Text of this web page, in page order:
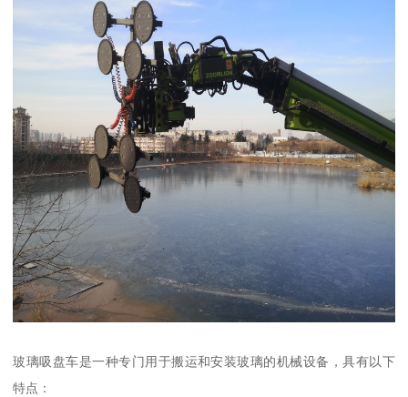
玻璃吸盘车是一种专门用于搬运和安装玻璃的机械设备，具有以下
特点：